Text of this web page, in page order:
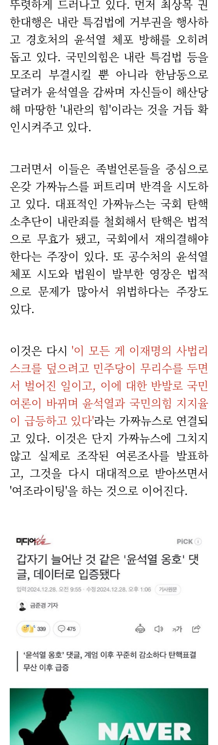
뚜렷하게 드러나고 있다. 먼저 최상목 권
한대행은 내란 특검법에 거부권을 행사하
고 경호처의 윤석열 체포 방해를 오히려
돕고 있다. 국민의힘은 내란 특검법 등을
모조리 부결시킬 뿐 아니라 한남동으로
달려가 윤석열을 감싸며 자신들이 해산당
해 마땅한 '내란의 힘'이라는 것을 거듭 확
인시켜주고 있다.
그러면서 이들은 족벌언론들을 중심으로
온갖 가짜뉴스를 퍼트리며 반격을 시도하
고 있다. 대표적인 가짜뉴스는 국회 탄핵
소추단이 내란죄를 철회해서 탄핵은 법적
으로 무효가 됐고, 국회에서 재의결해야
한다는 주장이 있다. 또 공수처의 윤석열
체포 시도와 법원이 발부한 영장은 법적
으로 문제가 많아서 위법하다는 주장도
있다.
이것은 다시 '이 모든 게 이재명의 사법리
스크를 덮으려고 민주당이 무리수를 두면
서 벌어진 일이고, 이에 대한 반발로 국민
여론이 바뀌며 윤석열과 국민의힘 지지율
이 급등하고 있다'라는 가짜뉴스로 연결되
고 있다. 이것은 단지 가짜뉴스에 그치지
않고 실제로 조작된 여론조사를 발표하
고, 그것을 다시 대대적으로 받아쓰면서
'여조라이팅'을 하는 것으로 이어진다.